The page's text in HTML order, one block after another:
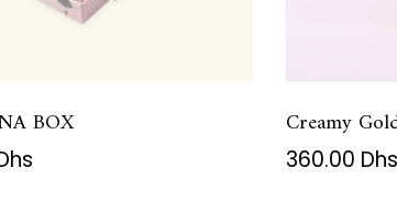
BOX Creamy
360.00 Dhs